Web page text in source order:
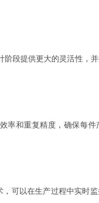
段提供更大的灵活性，
率和重复精度，确保每
可以在生产过程中实时